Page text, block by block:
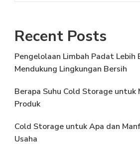
Recent Posts
Pengelolaan Limbah Padat
Mendukung Lingkungan Bersih
Berapa Suhu Cold Storage untuk
Produk
Cold Storage untuk Apa dan
Usaha